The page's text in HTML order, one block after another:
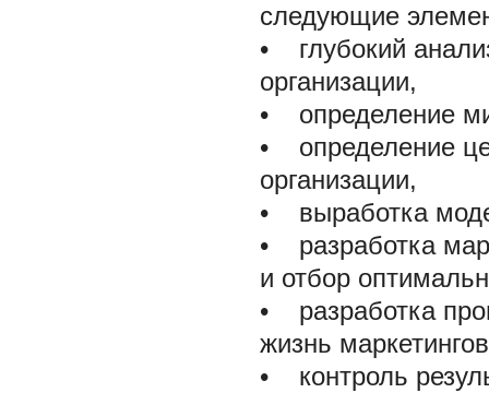
следующие
•
глубокий
организации,
•
определение
•
определение
организации,
•
выработка
•
разработка
и отбор
•
разработка
жизнь
•
контроль